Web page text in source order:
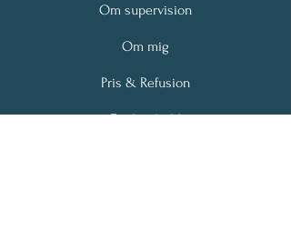
Om supervision
Om mig
Pris & Refusion
Find et hold